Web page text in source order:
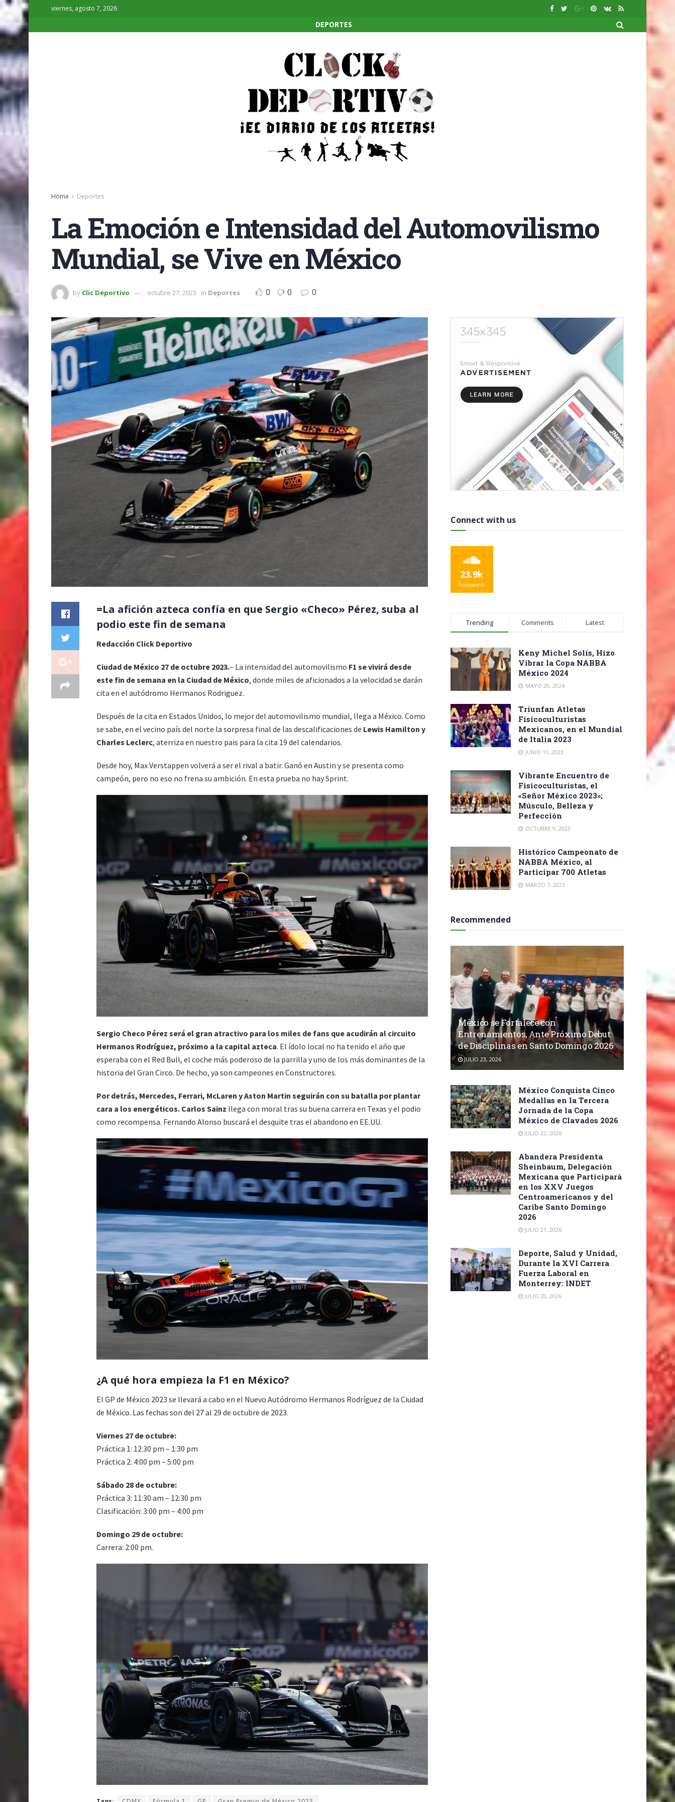
viernes, agosto 7, 2026
DEPORTES
Home Deportes
La Emoción e Intensidad del Automovilismo
Mundial, se Vive en México
by Clic Deportivo octubre 27, 2023 in Deportes 0 0 0
=La afición azteca confía en que Sergio «Checo» Pérez, suba al
podio este fin de semana
Redacción Click Deportivo
Ciudad de México 27 de octubre 2023.– La intensidad del automovilismo F1 se vivirá desde
este fin de semana en la Ciudad de México, donde miles de aficionados a la velocidad se darán
cita en el autódromo Hermanos Rodriguez.
Después de la cita en Estados Unidos, lo mejor del automovilismo mundial, llega a México. Como
se sabe, en el vecino país del norte la sorpresa final de las descalificaciones de Lewis Hamilton y
Charles Leclerc, aterriza en nuestro pais para la cita 19 del calendarios.
Desde hoy, Max Verstappen volverá a ser el rival a batir. Ganó en Austin y se presenta como
campeón, pero no eso no frena su ambición. En esta prueba no hay Sprint.
Sergio Checo Pérez será el gran atractivo para los miles de fans que acudirán al circuito
Hermanos Rodríguez, próximo a la capital azteca. El ídolo local no ha tenido el año que
esperaba con el Red Bull, el coche más poderoso de la parrilla y uno de los más dominantes de la
historia del Gran Circo. De hecho, ya son campeones en Constructores.
Por detrás, Mercedes, Ferrari, McLaren y Aston Martin seguirán con su batalla por plantar
cara a los energéticos. Carlos Sainz llega con moral tras su buena carrera en Texas y el podio
como recompensa. Fernando Alonso buscará el desquite tras el abandono en EE.UU.
¿A qué hora empieza la F1 en México?
El GP de México 2023 se llevará a cabo en el Nuevo Autódromo Hermanos Rodríguez de la Ciudad
de México. Las fechas son del 27 al 29 de octubre de 2023.
Viernes 27 de octubre:
Práctica 1: 12:30 pm – 1:30 pm
Práctica 2: 4:00 pm – 5:00 pm
Sábado 28 de octubre:
Práctica 3: 11:30 am – 12:30 pm
Clasificación: 3:00 pm – 4:00 pm
Domingo 29 de octubre:
Carrera: 2:00 pm.
Connect with us
23.9k
Followers
Trending Comments Latest
Keny Michel Solís, Hizo
Vibrar la Copa NABBA
México 2024
MAYO 20, 2024
Triunfan Atletas
Fisicoculturistas
Mexicanos, en el Mundial
de Italia 2023
JUNIO 11, 2023
Vibrante Encuentro de
Fisicoculturistas, el
«Señor México 2023»;
Músculo, Belleza y
Perfección
OCTUBRE 9, 2023
Histórico Campeonato de
NABBA México, al
Participar 700 Atletas
MARZO 7, 2023
Recommended
México se Fortalece con
Entrenamientos, Ante Próximo Debut
de Disciplinas en Santo Domingo 2026
JULIO 23, 2026
México Conquista Cinco
Medallas en la Tercera
Jornada de la Copa
México de Clavados 2026
JULIO 22, 2026
Abandera Presidenta
Sheinbaum, Delegación
Mexicana que Participará
en los XXV Juegos
Centroamericanos y del
Caribe Santo Domingo
2026
JULIO 21, 2026
Deporte, Salud y Unidad,
Durante la XVI Carrera
Fuerza Laboral en
Monterrey: INDET
JULIO 20, 2026